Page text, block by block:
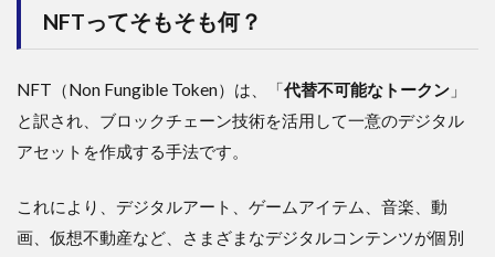
NFTってそもそも何？
NFT（Non Fungible Token）は、「代替不可能なトークン 」
と訳され、ブロックチェーン技術を活用して一意のデジタル
アセットを作成する手法です。
これにより、デジタルアート、ゲームアイテム、音楽、動
画、仮想不動産など、さまざまなデジタルコンテンツが個別